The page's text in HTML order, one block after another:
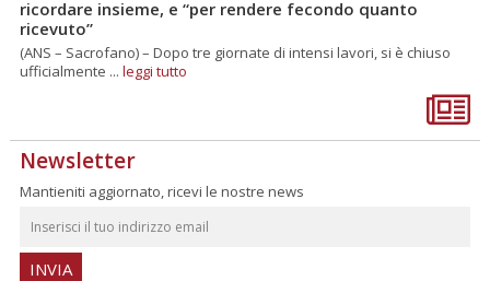
Italia – Bilancio del V Meeting dei Salesiani Cooperatori:
un evento associativo per pregare, celebrare e
ricordare insieme, e “per rendere fecondo quanto
ricevuto”
(ANS – Sacrofano) – Dopo tre giornate di intensi lavori, si è chiuso
Newsletter
Mantieniti aggiornato, ricevi le nostre news